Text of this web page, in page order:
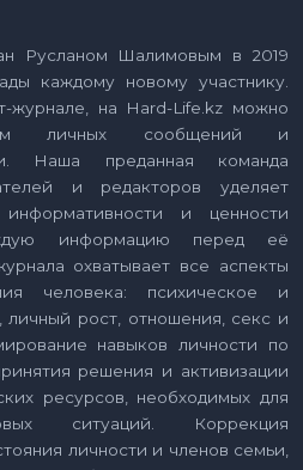
Русланом Шалимовым в 2019
каждому новому участнику.
на Hard-Life.kz можно
личных сообщений и
Наша преданная команда
и редакторов уделяет
и ценности
информацию перед её
охватывает все аспекты
человека: психическое и
личный рост, отношения, секс и
навыков личности по
решения и активизации
ресурсов, необходимых для
ситуаций. Коррекция
личности и членов семьи,